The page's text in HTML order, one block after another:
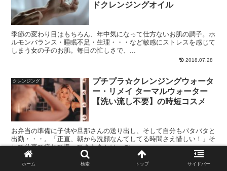
ドクレンジングオイル
季節の変わり目はもちろん、年中気になって仕方ないお肌の調子。ホ
ルモンバランス・睡眠不足・生理・・・など敏感にストレスを感じて
しまう女の子のお肌。毎日の忙しさで、...
2018.07.28
クレンジング
プチプラ☆クレンジングウォータ
ー・リメイ ターマルウォーター
【洗い流し不要】の時短コスメ
お弁当の準備に子供や旦那さんの送り出し、そして自分もバタバタと
出勤・・・。「正直、朝から洗顔なんてしてる時間さえ惜しい！」そ
して仕事で疲れて返ってきたあとは、ご...
2018.10.18
ホーム 検索 トップ サイドバー